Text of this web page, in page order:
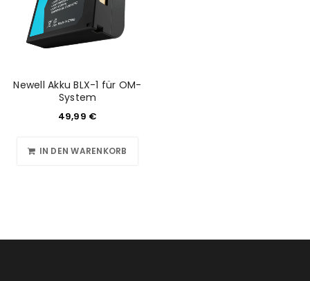
Newell Akku BLX-1 für OM-
System
49,99 €
IN DEN WARENKORB